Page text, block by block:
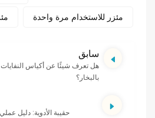
مئزر للاستخدام مرة واحدة
سابق
هل تعرف شيئًا عن أكياس النفايات
بالبخار؟
حقيبة الأدوية: دليل